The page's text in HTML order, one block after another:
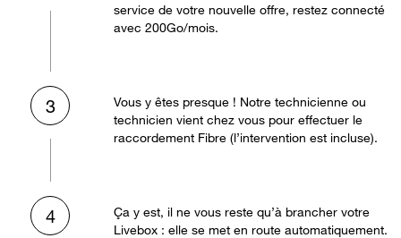
service de votre nouvelle offre, restez connecté
avec 200Go/mois.
3
Vous y êtes presque ! Notre technicienne ou
technicien vient chez vous pour effectuer le
raccordement Fibre (l’intervention est incluse).
4
Ça y est, il ne vous reste qu’à brancher votre
Livebox : elle se met en route automatiquement.